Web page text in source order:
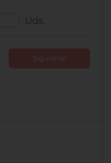
Uds.